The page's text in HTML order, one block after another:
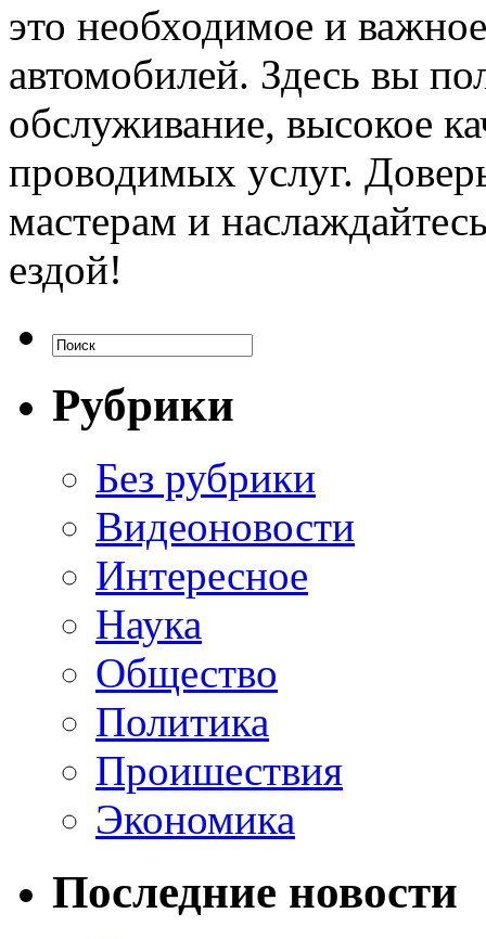
это необходимое и
автомобилей. Здесь вы
обслуживание, высокое
проводимых услуг.
мастерам и
ездой!
Рубрики
Без рубрики
Видеоновости
Интересное
Наука
Общество
Политика
Проишествия
Экономика
Последние новости